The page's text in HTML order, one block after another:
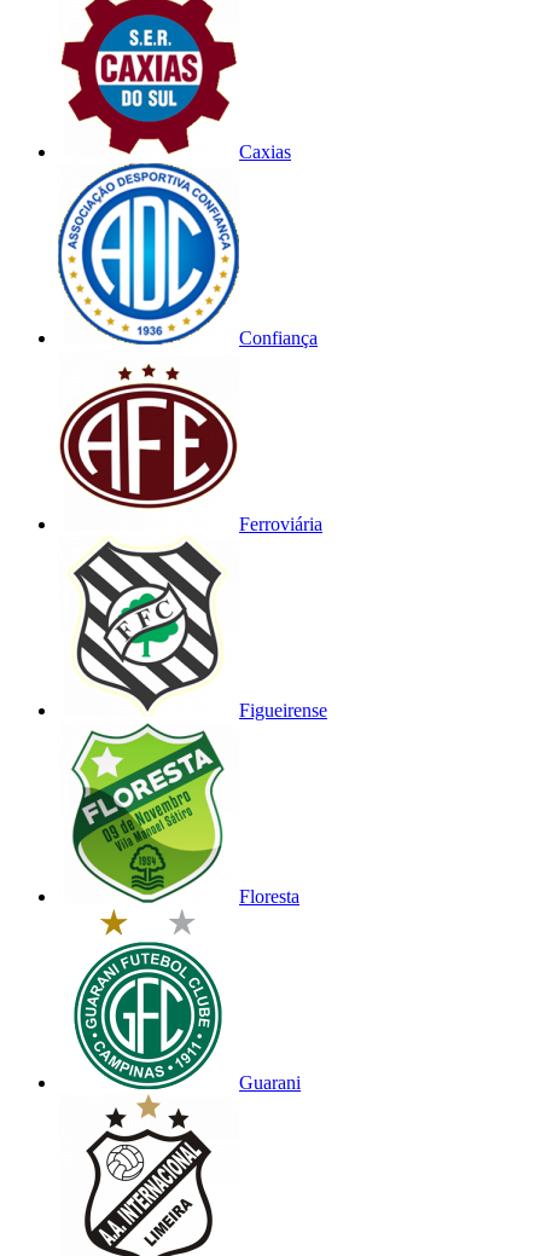
Caxias
Confiança
Ferroviária
Figueirense
Floresta
Guarani